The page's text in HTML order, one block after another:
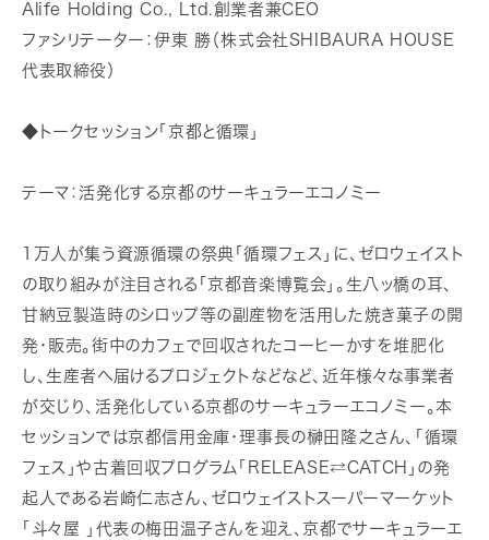
Alife Holding Co., Ltd.創業者兼CEO
ファシリテーター：伊東 勝（株式会社SHIBAURA HOUSE
代表取締役）
◆トークセッション「京都と循環」
テーマ：活発化する京都のサーキュラーエコノミー
1万人が集う資源循環の祭典「循環フェス」に、ゼロウェイスト
の取り組みが注目される「京都音楽博覧会」。生八ッ橋の耳、
甘納豆製造時のシロップ等の副産物を活用した焼き菓子の開
発・販売。街中のカフェで回収されたコーヒーかすを堆肥化
し、生産者へ届けるプロジェクトなどなど、近年様々な事業者
が交じり、活発化している京都のサーキュラーエコノミー。本
セッションでは京都信用金庫・理事長の榊󠄀田隆之さん、「循環
フェス」や古着回収プログラム「RELEASE⇄CATCH」の発
起人である岩崎仁志さん、ゼロウェイストスーパーマーケット
「斗々屋 」代表の梅田温子さんを迎え、京都でサーキュラーエ